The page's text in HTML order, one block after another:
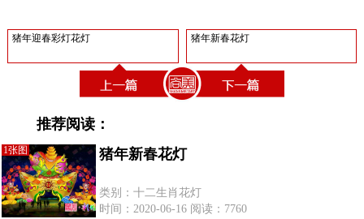
猪年迎春彩灯花灯 猪年新春花灯
推荐阅读：
1张图 猪年新春花灯
类别：十二生肖花灯
时间：2020-06-16 阅读：7760